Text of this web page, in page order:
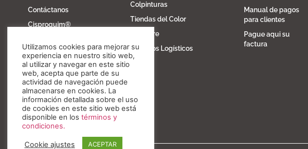
Contáctanos
Cisproquim®
Blog
Fundación Invesa
Nuestros valores
Colpinturas
Tiendas del Color
Fibratore
Servicios Logísticos
Manual de pagos
para clientes
Pague aqui su
factura
Utilizamos cookies para mejorar su
experiencia en nuestro sitio web,
al utilizar y navegar en este sitio
web, acepta que parte de su
actividad de navegación puede
almacenarse en cookies. La
información detallada sobre el uso
de cookies en este sitio web está
disponible en los términos y
condiciones.
Cookie ajustes ACEPTAR